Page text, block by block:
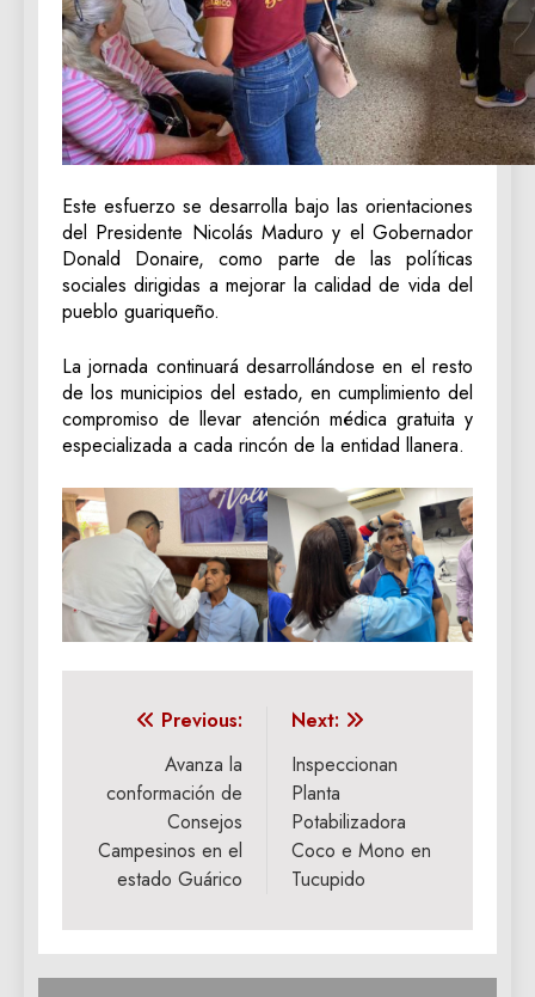
Este esfuerzo se desarrolla bajo las orientaciones
del Presidente Nicolás Maduro y el Gobernador
Donald Donaire, como parte de las políticas
sociales dirigidas a mejorar la calidad de vida del
pueblo guariqueño.
La jornada continuará desarrollándose en el resto
de los municipios del estado, en cumplimiento del
compromiso de llevar atención médica gratuita y
especializada a cada rincón de la entidad llanera.
Navegación
entradas
Previous:
Avanza la
conformación de
Consejos
Campesinos en el
estado Guárico
Next:
Inspeccionan
Planta
Potabilizadora
Coco e Mono en
Tucupido